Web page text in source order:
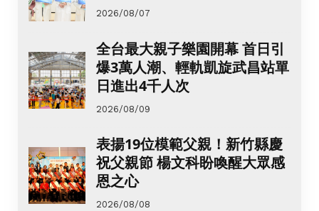
2026/08/07
全台最大親子樂園開幕 首日引
爆3萬人潮、輕軌凱旋武昌站單
日進出4千人次
2026/08/09
表揚19位模範父親！新竹縣慶
祝父親節 楊文科盼喚醒大眾感
恩之心
2026/08/08